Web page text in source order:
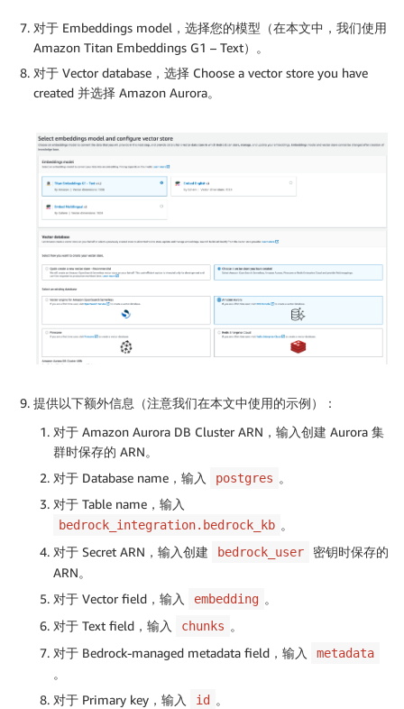
对于 Embeddings model，选择您的模型（在本文中，我们使用
Amazon Titan Embeddings G1 – Text）。
对于 Vector database，选择 Choose a vector store you have
created 并选择 Amazon Aurora。
提供以下额外信息（注意我们在本文中使用的示例）：
对于 Amazon Aurora DB Cluster ARN，输入创建 Aurora 集
群时保存的 ARN。
对于 Database name，输入
postgres 。
对于 Table name，输入
bedrock_integration.bedrock_kb 。
对于 Secret ARN，输入创建
bedrock_user
密钥时保存的
ARN。
对于 Vector field，输入
embedding 。
对于 Text field，输入
chunks 。
对于 Bedrock-managed metadata field，输入
metadata
。
对于 Primary key，输入
id
。